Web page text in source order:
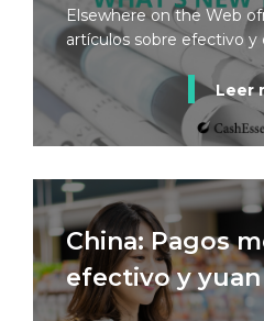
Elsewhere on the Web
artículos sobre efectivo y
Leer
China: Pagos
efectivo y